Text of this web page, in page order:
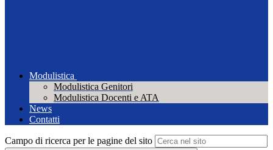
Modulistica
Modulistica Genitori
Modulistica Docenti e ATA
News
Contatti
Campo di ricerca per le pagine del sito